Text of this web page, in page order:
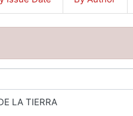
LA TIERRA